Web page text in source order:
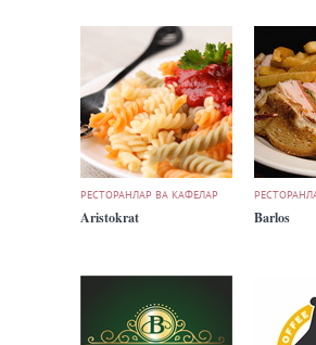
РЕСТОРАНЛАР ВА КАФЕЛАР
Aristokrat Barlos